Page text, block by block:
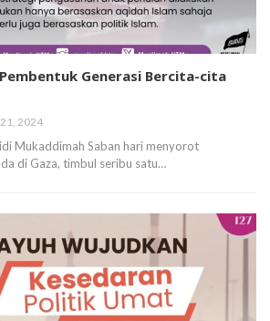
Generasi Bercita-cita
21, 2024
Mukaddimah Saban hari menyorot
di Gaza, timbul seribu satu…